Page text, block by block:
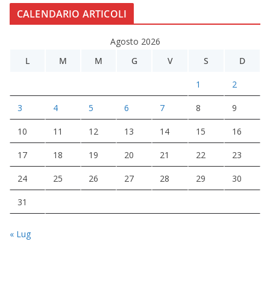
CALENDARIO ARTICOLI
Agosto 2026
L
M M G V S D
1 2
3 4 5 6 7 8 9
10 11 12 13 14 15 16
17 18 19 20 21 22 23
24 25 26 27 28 29 30
31
« Lug